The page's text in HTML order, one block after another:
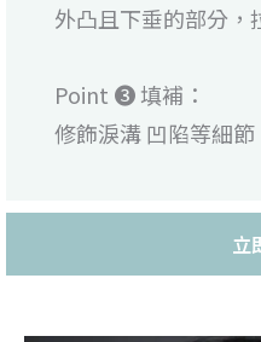
外凸且下垂的部分，
Point ❸ 填補：
修飾淚溝 凹陷等細
立